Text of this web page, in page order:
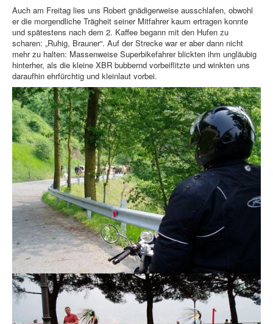
Auch am Freitag lies uns Robert gnädigerweise ausschlafen, obwohl
er die morgendliche Trägheit seiner Mitfahrer kaum ertragen konnte
und spätestens nach dem 2. Kaffee begann mit den Hufen zu
scharen: „Ruhig, Brauner“. Auf der Strecke war er aber dann nicht
mehr zu halten: Massenweise Superbikefahrer blickten ihm ungläubig
hinterher, als die kleine XBR bubbernd vorbeiflitzte und winkten uns
daraufhin ehrfürchtig und kleinlaut vorbei.